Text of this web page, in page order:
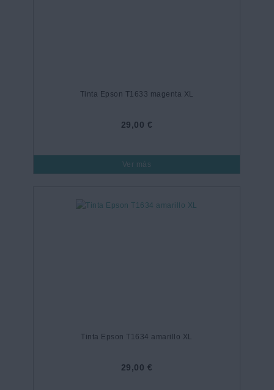
Tinta Epson T1633 magenta XL
29,00 €
Ver más
Tinta Epson T1634 amarillo XL
29,00 €